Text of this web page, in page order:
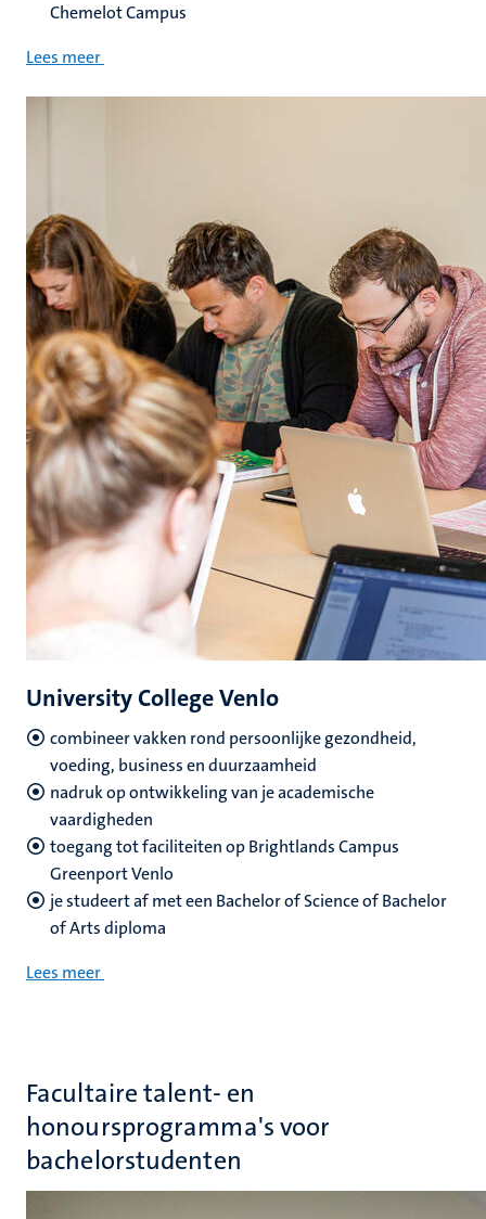
Chemelot Campus
Lees meer
University College Venlo
combineer vakken rond persoonlijke gezondheid,
voeding, business en duurzaamheid
nadruk op ontwikkeling van je academische
vaardigheden
toegang tot faciliteiten op Brightlands Campus
Greenport Venlo
je studeert af met een Bachelor of Science of Bachelor
of Arts diploma
Lees meer
Facultaire talent- en
honoursprogramma's voor
bachelorstudenten